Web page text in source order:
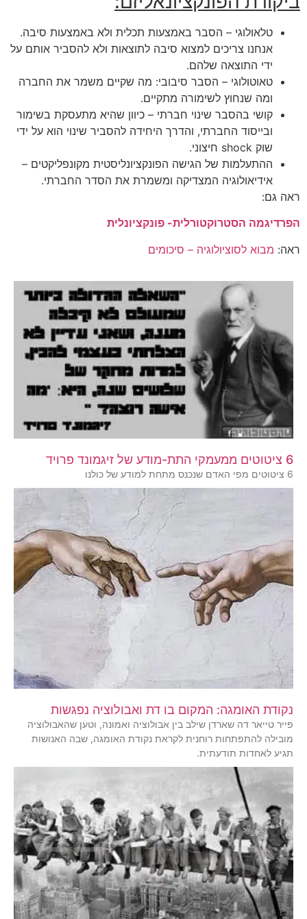
טלאולוגי – הסבר באמצעות תכלית ולא באמצעות סיבה.
אנחנו צריכים למצוא סיבה לתוצאות ולא להסביר אותם על
ידי התוצאה שלהם.
טאוטולוגי – הסבר סיבובי: מה שקיים משמר את החברה
ומה שנחוץ לשימורה מתקיים.
קושי בהסבר שינוי חברתי – כיוון שהיא מתעסקת בשימור
ובייסוד החברתי, והדרך היחידה להסביר שינוי הוא על ידי
שוק shock חיצוני.
ההתעלמות של הגישה הפונקציונליסטית מקונפליקטים –
אידיאולוגיה המצדיקה ומשמרת את הסדר החברתי.
ראה גם:
הפרדיגמה הסטרוקטורלית- פונקציונלית
ראה: מבוא לסוציולוגיה – סיכומים
6 ציטוטים ממעמקי התת-מודע של זיגמונד פרויד
6 ציטוטים מפי האדם שנכנס מתחת למודע של כולנו
נקודת האומגה: המקום בו דת ואבולוציה נפגשות
פייר טייאר דה שארדן שילב בין אבולוציה ואמונה, וטען שהאבולוציה
מובילה להתפתחות רוחנית לקראת נקודת האומגה, שבה האנושות
תגיע לאחדות תודעתית.